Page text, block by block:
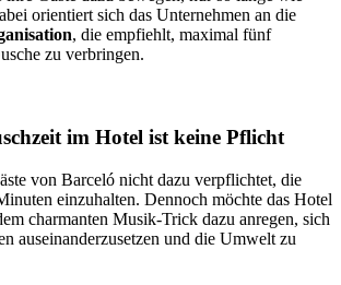
orientiert sich das Unternehmen an die
, die empfiehlt, maximal fünf
zu verbringen.
im Hotel ist keine Pflicht
von Barceló nicht dazu verpflichtet, die
einzuhalten. Dennoch möchte das Hotel
charmanten Musik-Trick dazu anregen, sich
auseinanderzusetzen und die Umwelt zu